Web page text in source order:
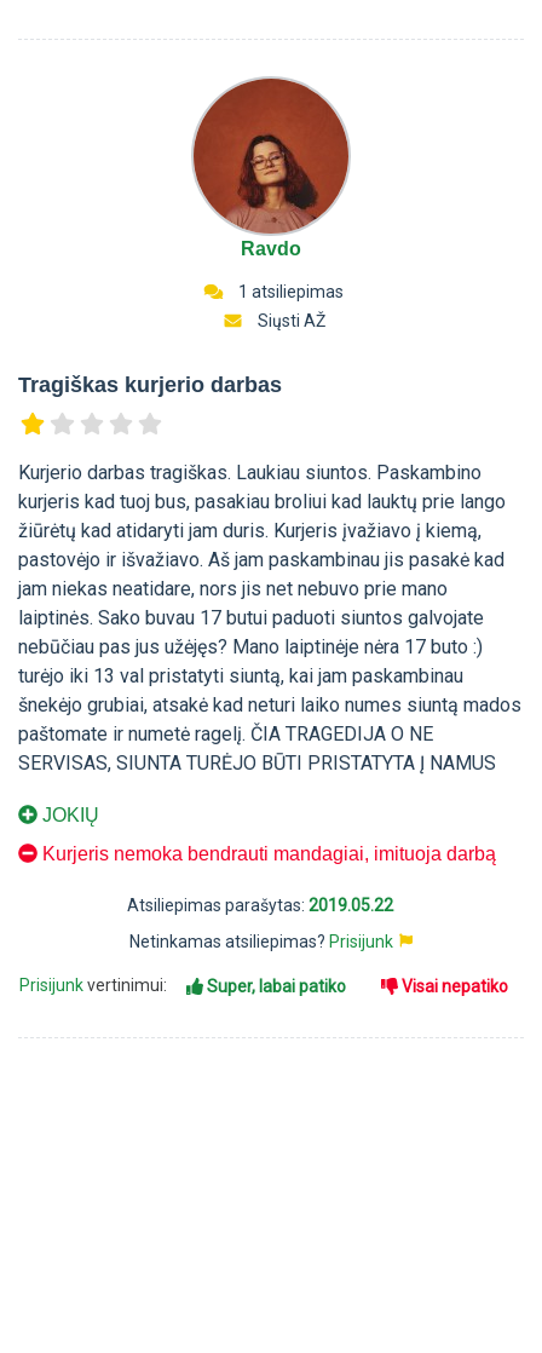
Ravdo
1 atsiliepimas
Siųsti AŽ
Tragiškas kurjerio darbas
Kurjerio darbas tragiškas. Laukiau siuntos. Paskambino
kurjeris kad tuoj bus, pasakiau broliui kad lauktų prie lango
žiūrėtų kad atidaryti jam duris. Kurjeris įvažiavo į kiemą,
pastovėjo ir išvažiavo. Aš jam paskambinau jis pasakė kad
jam niekas neatidare, nors jis net nebuvo prie mano
laiptinės. Sako buvau 17 butui paduoti siuntos galvojate
nebūčiau pas jus užėjęs? Mano laiptinėje nėra 17 buto :)
turėjo iki 13 val pristatyti siuntą, kai jam paskambinau
šnekėjo grubiai, atsakė kad neturi laiko numes siuntą mados
paštomate ir numetė ragelį. ČIA TRAGEDIJA O NE
SERVISAS, SIUNTA TURĖJO BŪTI PRISTATYTA Į NAMUS
JOKIŲ
Kurjeris nemoka bendrauti mandagiai, imituoja darbą
Atsiliepimas parašytas: 2019.05.22
Netinkamas atsiliepimas? Prisijunk
Prisijunkvertinimui: Super, labai patiko Visai nepatiko